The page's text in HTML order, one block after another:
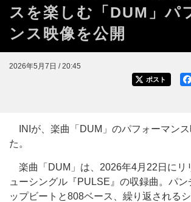
スを楽しむ「DUM」パ
ンス映像を公開
2026年5月7日 / 20:45
ポスト
INIが、楽曲「DUM」のパフォーマンス
た。
楽曲「DUM」は、2026年4月22日にリ
ューシングル『PULSE』の収録曲。パン
ップビートと808ベース、繰り返される